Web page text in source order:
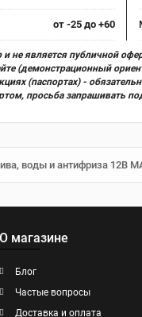
от -25 до +60
не является публичной
(демонстрационный
(паспортах) -
просьба запрашивать
воды и антифриза 12В
О магазине
Блог
Частые вопросы
Доставка и оплата